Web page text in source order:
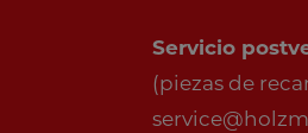
Servicio
(piezas de